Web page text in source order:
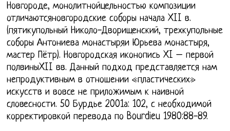
Новгороде, монолитнойцельностью композиции
отличаютсяновгородские соборы начала XII в.
(пятикупольный Николо-Дворищенский, трехкупольные
соборы Антониева монастыряи Юрьева монастыря,
мастер Пётр). Новгородская иконопись XI – первой
полвиныXII вв. Данный подход представляется нам
непродуктивным в отношении «пластических»
искусств и вовсе не приложимым к наивной
словесности. 50 Бурдье 2001а: 102, с необходимой
корректировкой перевода по Bourdieu 1980:88-89.